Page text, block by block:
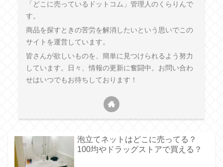
「どこに売っているドットコム」管理人のくらりんで
す。
商品を探すときの苦労を解消したいという思いでこの
サイトを運営しています。
皆さんが欲しいものを、簡単に見つけられるよう努力
しています。日々、情報の更新に奮闘中。お問い合わ
せはいつでもお待ちしております！
泡立てネットはどこに売ってる？
100均やドラッグストアで買える？